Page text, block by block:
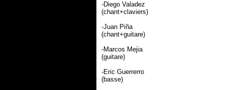
-Diego Valadez
(chant+claviers)
-Juan Piña
(chant+guitare)
-Marcos Mejia
(guitare)
-Eric Guerrerro
(basse)